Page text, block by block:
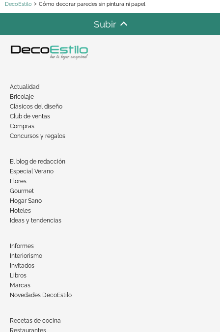
DecoEstilo Cómo decorar paredes sin pintura ni papel
Subir
Actualidad
Bricolaje
Clásicos del diseño
Club de ventas
Compras
Concursos y regalos
El blog de redacción
Especial Verano
Flores
Gourmet
Hogar Sano
Hoteles
Ideas y tendencias
Informes
Interiorismo
Invitados
Libros
Marcas
Novedades DecoEstilo
Recetas de cocina